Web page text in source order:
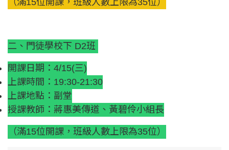
二、門徒學校下 D2班
開課日期：4/15(三)
上課時間：19:30-21:30
上課地點：副堂
授課教師：蔣惠美傳道、黃碧伶小組長
（滿15位開課，班級人數上限為35位）